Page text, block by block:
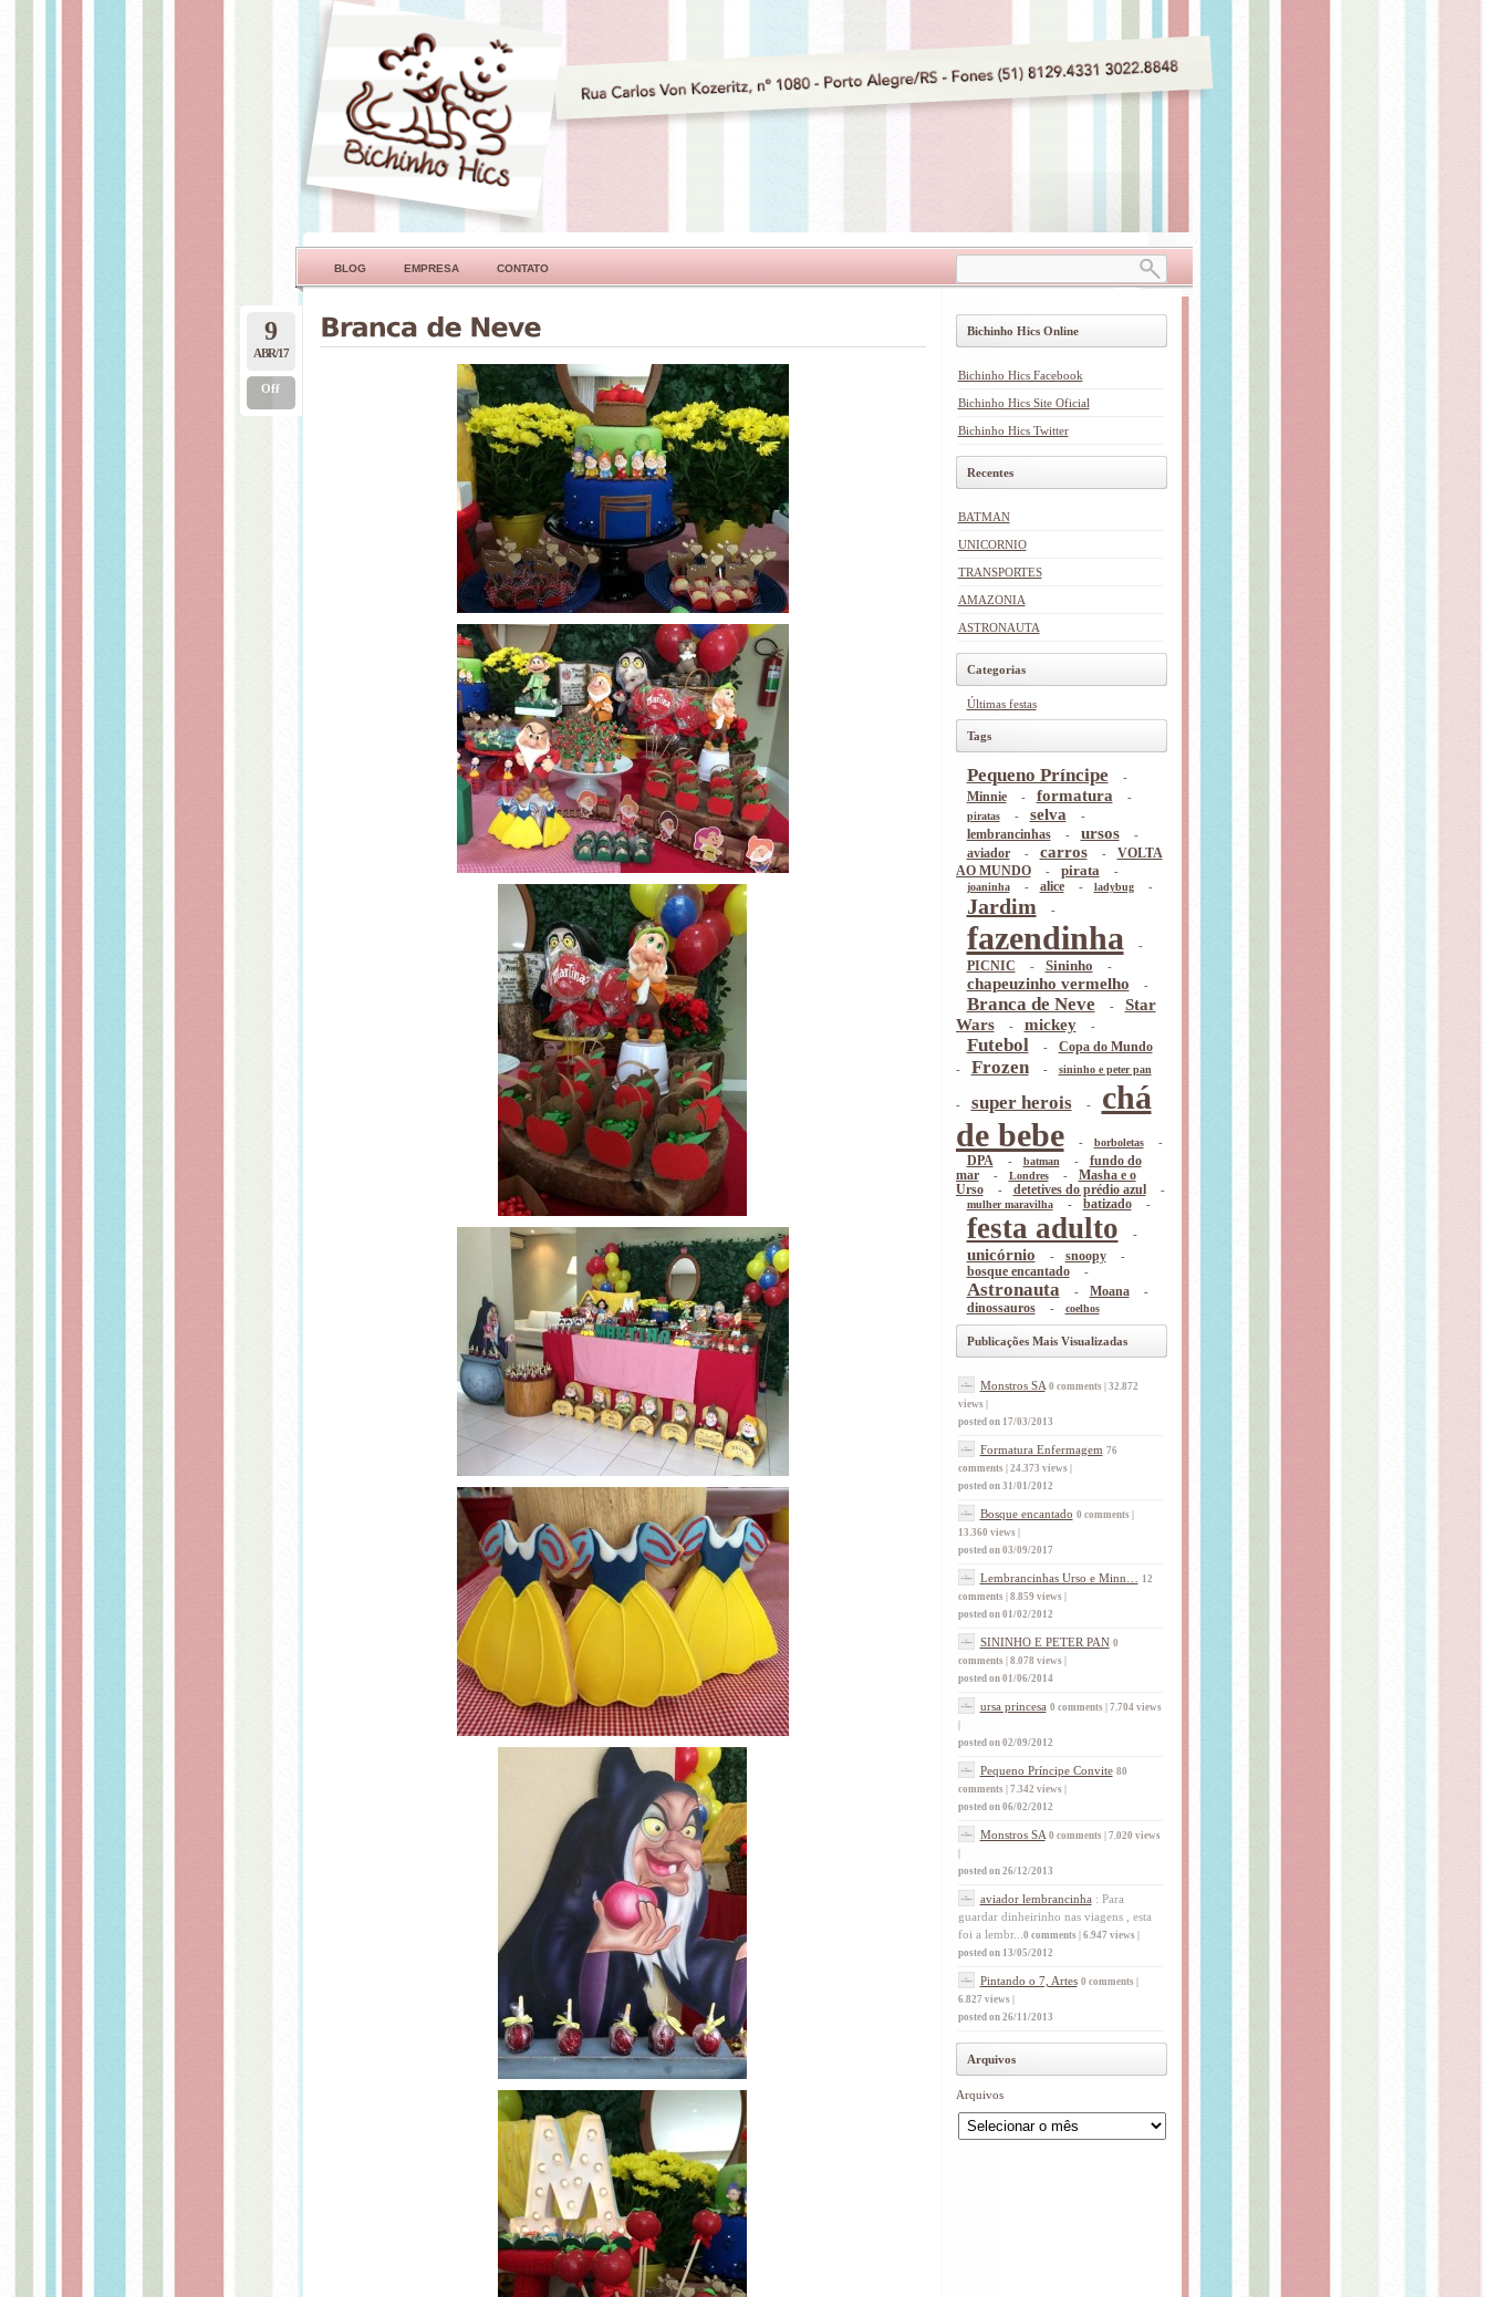
BLOG EMPRESA CONTATO
9
ABR/17
Off
Bichinho Hics Online
Bichinho Hics Facebook
Bichinho Hics Site Oficial
Bichinho Hics Twitter
Recentes
BATMAN
UNICORNIO
TRANSPORTES
AMAZONIA
ASTRONAUTA
Categorias
Últimas festas
Tags
Pequeno Príncipe -
Minnie - formatura -
piratas - selva -
lembrancinhas - ursos -
aviador - carros -
VOLTA
AO MUNDO
- pirata -
joaninha - alice - ladybug -
Jardim -
fazendinha -
PICNIC - Sininho -
chapeuzinho vermelho -
Branca de Neve -
Star
Wars
- mickey -
Futebol - Copa do Mundo
- Frozen - sininho e peter pan
- super herois -
chá
de bebe
- borboletas -
DPA - batman -
fundo do
mar
- Londres -
Masha e o
Urso
- detetives do prédio azul -
mulher maravilha - batizado -
festa adulto -
unicórnio - snoopy -
bosque encantado -
Astronauta - Moana -
dinossauros - coelhos
Publicações Mais Visualizadas
Monstros SA 0 comments| 32.872
views|
posted on 17/03/2013
Formatura Enfermagem 76
comments| 24.373 views|
posted on 31/01/2012
Bosque encantado 0 comments|
13.360 views|
posted on 03/09/2017
Lembrancinhas Urso e Minn…
12
comments| 8.859 views|
posted on 01/02/2012
SININHO E PETER PAN 0
comments| 8.078 views|
posted on 01/06/2014
ursa princesa 0 comments| 7.704 views
posted on 02/09/2012
Pequeno Príncipe Convite 80
comments| 7.342 views|
posted on 06/02/2012
Monstros SA 0 comments| 7.020 views
posted on 26/12/2013
aviador lembrancinha : Para
guardar dinheirinho nas viagens , esta
foi a lembr...
0 comments| 6.947 views|
posted on 13/05/2012
Pintando o 7, Artes 0 comments|
6.827 views|
posted on 26/11/2013
Arquivos
Arquivos